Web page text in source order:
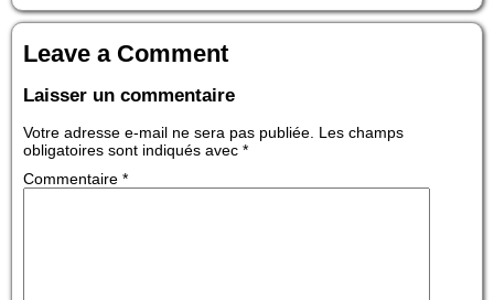
Leave a Comment
Laisser un commentaire
Votre adresse e-mail ne sera pas publiée. Les champs
obligatoires sont indiqués avec *
Commentaire *